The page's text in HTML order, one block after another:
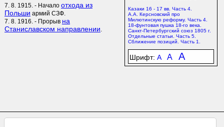
Казаки 16 - 17 вв. Часть 4.
А.А. Керсновский про
Милютинскую реформу. Часть 4.
18-фунтовая пушка 18-го века.
Санкт-Петербургский союз 1805 г.
Отдельные статьи. Часть 5.
Сближение позиций. Часть 1.
Шрифт: A A A
7. 8. 1915. - Начало отхода из
Польши армий СЗФ.
7. 8. 1916. - Прорыв на
Станиславском направлении.